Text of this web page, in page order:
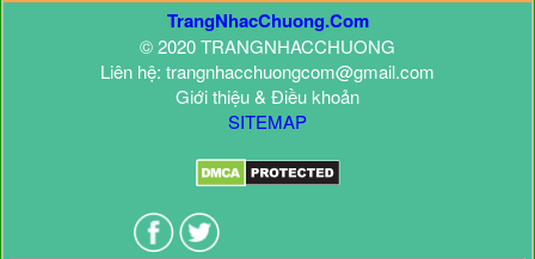
TrangNhacChuong.Com
© 2020 TRANGNHACCHUONG
Liên hệ: trangnhacchuongcom@gmail.com
Giới thiệu & Điều khoản
SITEMAP